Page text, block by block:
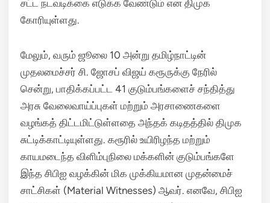
சட்ட நடவடிக்கை எடுக்க வேண்டும் என திமுக
கோரியுள்ளது.
மேலும், வரும் ஜூலை 10 அன்று தமிழ்நாட்டின்
முதலமைச்சர் சி. ஜோசப் விஜய் கரூருக்கு நேரில்
சென்று, பாதிக்கப்பட்ட 41 குடும்பங்களைச் சந்தித்து
அரசு வேலைவாய்ப்புகள் மற்றும் அரசாணைகளை
வழங்கத் திட்டமிட்டுள்ளதை அந்தக் கடிதத்தில் திமுக
சுட்டிக்காட்டியுள்ளது. கரூரில் உயிரிழந்த மற்றும்
காயமடைந்த விளிம்புநிலை மக்களின் குடும்பங்களே
இந்த சிபிஐ வழக்கின் மிக முக்கியமான முதன்மைச்
சாட்சிகள் (Material Witnesses) ஆவர். எனவே, சிபிஐ